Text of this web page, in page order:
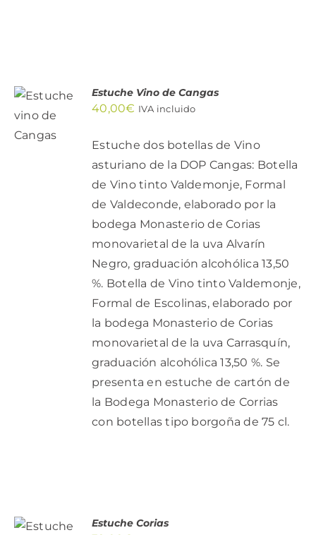
AÑADIR
CARRITO
/
Estuche Vino de Cangas
40,00€ IVA incluido
Estuche dos botellas de Vino
asturiano de la DOP Cangas: Botella
de Vino tinto Valdemonje, Formal
de Valdeconde, elaborado por la
bodega Monasterio de Corias
monovarietal de la uva Alvarín
Negro, graduación alcohólica 13,50
%. Botella de Vino tinto Valdemonje,
Formal de Escolinas, elaborado por
la bodega Monasterio de Corias
monovarietal de la uva Carrasquín,
graduación alcohólica 13,50 %. Se
presenta en estuche de cartón de
la Bodega Monasterio de Corrias
con botellas tipo borgoña de 75 cl.
AÑADIR
Estuche Corias